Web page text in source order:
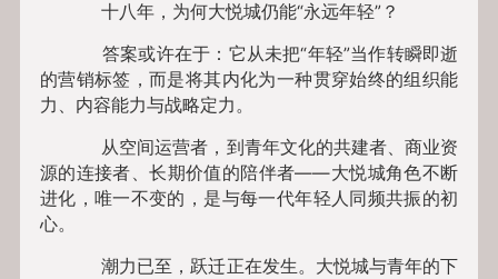
十八年，为何大悦城仍能“永远年轻”？
答案或许在于：它从未把“年轻”当作转瞬即逝
的营销标签，而是将其内化为一种贯穿始终的组织能
力、内容能力与战略定力。
从空间运营者，到青年文化的共建者、商业资
源的连接者、长期价值的陪伴者——大悦城角色不断
进化，唯一不变的，是与每一代年轻人同频共振的初
心。
潮力已至，跃迁正在发生。大悦城与青年的下